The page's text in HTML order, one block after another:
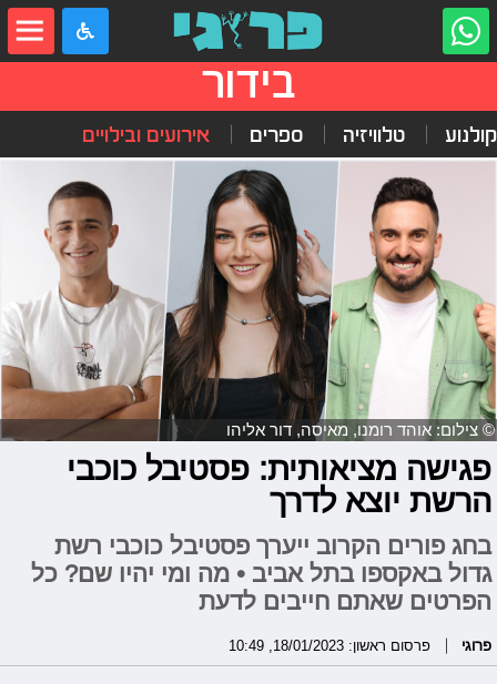
בידור
קולנוע טלוויזיה ספרים אירועים ובילויים
© צילום: אוהד רומנו, מאיסה, דור אליהו
פגישה מציאותית: פסטיבל כוכבי
הרשת יוצא לדרך
בחג פורים הקרוב ייערך פסטיבל כוכבי רשת
גדול באקספו בתל אביב • מה ומי יהיו שם? כל
הפרטים שאתם חייבים לדעת
פרוגי פרסום ראשון: 18/01/2023, 10:49